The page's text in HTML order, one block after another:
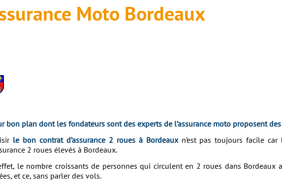
Moto Bordeaux
bon plan dont les fondateurs sont des experts de l’assurance moto proposent
le bon contrat d’assurance 2 roues à Bordeauxn’est pas toujours facile car
2 roues élevés à Bordeaux.
le nombre croissants de personnes qui circulent en 2 roues dans Bordeaux
et ce, sans parler des vols.